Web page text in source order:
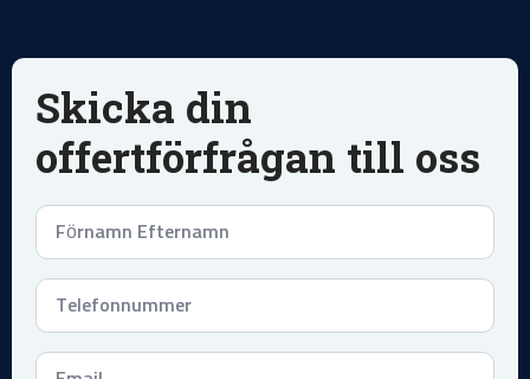
Skicka din
offertförfrågan till oss
Namn
Telefonnummer
Email